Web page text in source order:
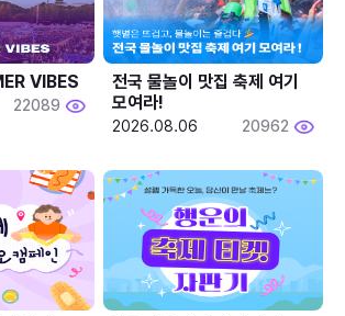
VIBES
22089
전국 물놀이 맛집 축제 여기
모여라!
2026.08.06 20962